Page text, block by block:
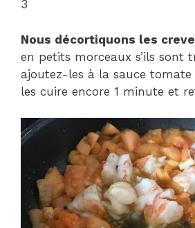
3
Nous décortiquons les
en petits morceaux s’ils sont
ajoutez-les à la sauce tomate
les cuire encore 1 minute et